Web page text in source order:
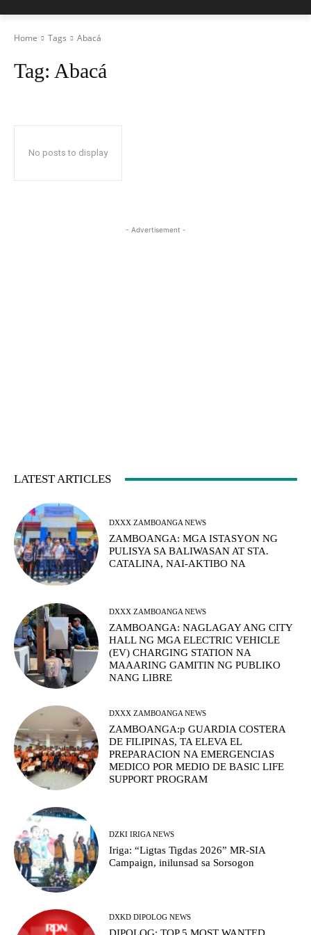
Home Tags Abacá
Tag: Abacá
No posts to display
- Advertisement -
LATEST ARTICLES
DXXX ZAMBOANGA NEWS
ZAMBOANGA: MGA ISTASYON NG
PULISYA SA BALIWASAN AT STA.
CATALINA, NAI-AKTIBO NA
DXXX ZAMBOANGA NEWS
ZAMBOANGA: NAGLAGAY ANG CITY
HALL NG MGA ELECTRIC VEHICLE
(EV) CHARGING STATION NA
MAAARING GAMITIN NG PUBLIKO
NANG LIBRE
DXXX ZAMBOANGA NEWS
ZAMBOANGA:p GUARDIA COSTERA
DE FILIPINAS, TA ELEVA EL
PREPARACION NA EMERGENCIAS
MEDICO POR MEDIO DE BASIC LIFE
SUPPORT PROGRAM
DZKI IRIGA NEWS
Iriga: “Ligtas Tigdas 2026” MR-SIA
Campaign, inilunsad sa Sorsogon
DXKD DIPOLOG NEWS